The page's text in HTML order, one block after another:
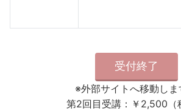
受付終了
※外部サイトへ移動しま
第2回目受講：￥2,500（